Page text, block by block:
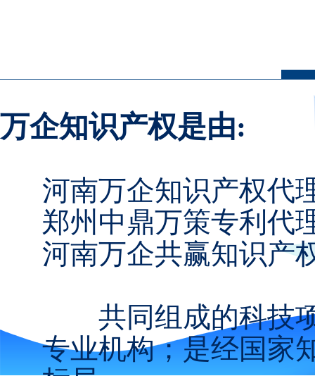
万企知识产权是由:
河南万企知识产权代
郑州中鼎万策专利代
河南万企共赢知识产
共同组成的科技项
专业机构；是经国家